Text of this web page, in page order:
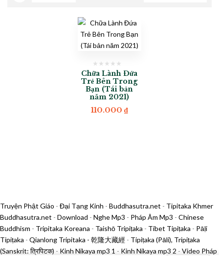
Chữa Lành Đứa
Trẻ Bên Trong
Bạn (Tái bản
năm 2021)
110.000 ₫
Truyện Phật Giáo - Đại Tạng Kinh - Buddhasutra.net - Tipitaka Khmer
Buddhasutra.net - Download - Nghe Mp3 - Pháp Âm Mp3 - Chinese
Buddhism - Tripitaka Koreana - Taishō Tripiṭaka - Tibet Tipiṭaka - Pāḷi
Tipiṭaka - Qianlong Tripitaka - 乾隆大藏經 - Tipiṭaka (Pāli), Tripiṭaka
(Sanskrit: त्रिपिटक) - Kinh Nikaya mp3 1 - Kinh Nikaya mp3 2 - Video Pháp